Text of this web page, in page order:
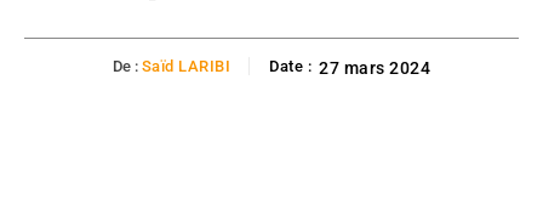
De : Saïd LARIBI Date : 27 mars 2024